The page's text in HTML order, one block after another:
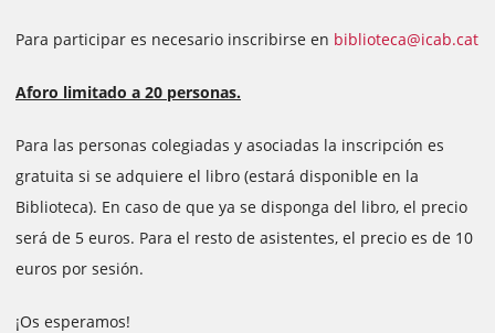
Para participar es necesario inscribirse en biblioteca@icab.cat
Aforo limitado a 20 personas.
Para las personas colegiadas y asociadas la inscripción es
gratuita si se adquiere el libro (estará disponible en la
Biblioteca). En caso de que ya se disponga del libro, el precio
será de 5 euros. Para el resto de asistentes, el precio es de 10
euros por sesión.
¡Os esperamos!